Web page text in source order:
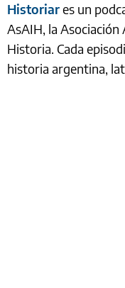
Historiares un
AsAIH, la
Historia. Cada
historia argentina,